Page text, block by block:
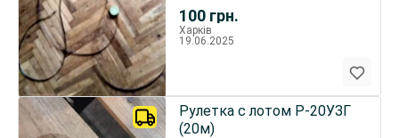
100 грн.
Харків
19.06.2025
Рулетка с лотом Р-20УЗГ
(20м)